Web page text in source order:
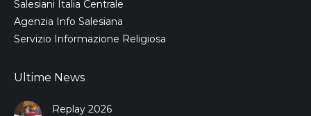
Salesiani Italia Centrale
Agenzia Info Salesiana
Servizio Informazione Religiosa
Ultime News
Replay 2026